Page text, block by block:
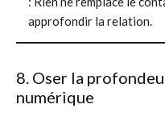
approfondir la relation.
8. Oser la
numérique